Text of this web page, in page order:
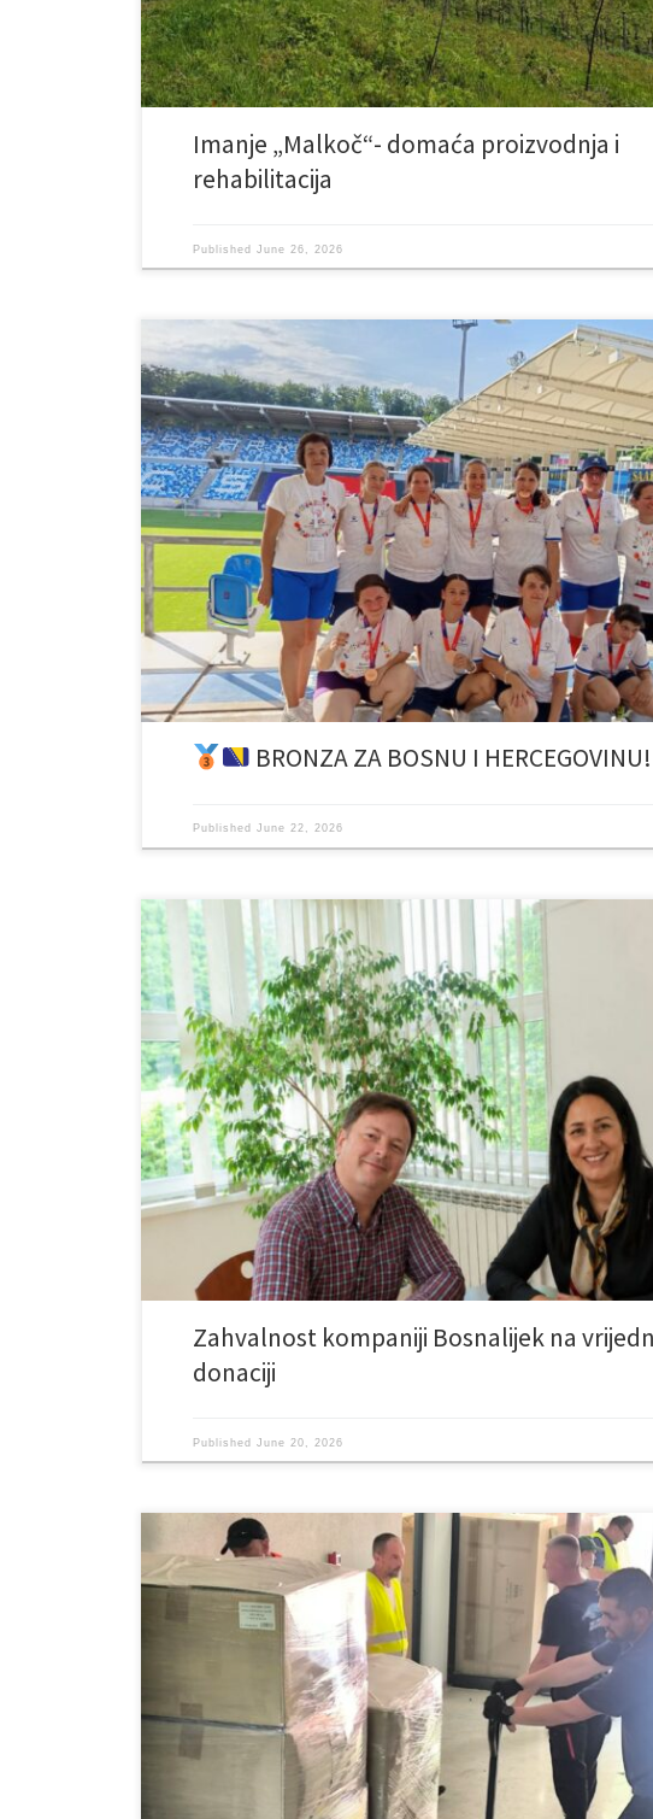
Imanje „Malkoč“- domaća proizvodnja i
rehabilitacija
Published June 26, 2026
Reprezentacija Specijalne olimpijade Bosne i Hercegovine osvojila je
medalju u disciplini Unified ženski fudbal (5 na 5) na Nacionalnim
olimpijade Njemačke- Saarland 2026. Nastupajući u najjačoj
naše sportistkinje su zajedno sa Unified partnericama pokazale snagu
timskog duha i inkluzije na djelu. Upravo je […]
BRONZA ZA BOSNU I HERCEGOVINU!
Published June 22, 2026
Iskreno zahvaljujemo našem dugogodišnjem donatoru, kompaniji
vrijednoj donaciji lijeka Levex. Vaša kontinuirana podrška i društvena
velikog su značaja za našu ustanovu i dobrobit naših korisnika. Hvala
pokazujete humanost, solidarnost i brigu za one kojima je pomoć
Zahvalnost kompaniji Bosnalijek na
donaciji
Published June 20, 2026
Našu ustanovu danas su posjetili predstavnici humanitarne organizacije
predvođeni predsjednikom organizacije Mufeezurom Rahmanom, koji
saradnika uručio vrijednu donaciju opreme za spavanje namijenjenu
Delegaciju je primio direktor Ustanove, dr. Ismar Halilović, koji je
zahvalnost na dugogodišnjoj saradnji, prijateljstvu i kontinuiranoj […]